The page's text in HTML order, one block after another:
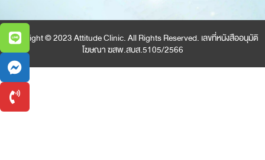
Copyright © 2023 Attitude Clinic. All Rights Reserved. เลขที่หนังสืออนุมัติ
โฆษณา ฆสพ.สบส.5105/2566